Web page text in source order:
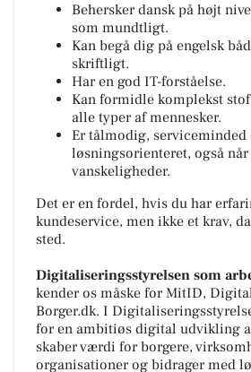
Behersker dansk på højt
som mundtligt.
Kan begå dig på engelsk
skriftligt.
Har en god IT-forståelse.
Kan formidle komplekst
alle typer af mennesker.
Er tålmodig, serviceminded
løsningsorienteret, også
vanskeligheder.
Det er en fordel, hvis du har
kundeservice, men ikke et krav,
sted.
Digitaliseringsstyrelsen som
kender os måske for MitID,
Borger.dk. I
for en ambitiøs digital udvikling
skaber værdi for borgere,
organisationer og bidrager med